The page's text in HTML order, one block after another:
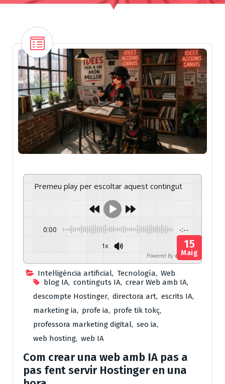
Premeu play per escoltar aquest contingut
0:00 -:--
1x
Powered By GSpeech
Intel·ligència artificial, Tecnología, Web
blog IA, continguts IA, crear Web amb IA,
descompte Hostinger, directora art, escrits IA,
marketing ia, profe ia, profe tik tokç,
professora marketing digital, seo ia,
web hosting, web IA
15
Maig
Com crear una web amb IA pas a
pas fent servir Hostinger en una